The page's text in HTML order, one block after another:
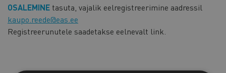
OSALEMINE tasuta, vajalik eelregistreerimine aadressil
kaupo.reede@eas.ee
Registreerunutele saadetakse eelnevalt link.